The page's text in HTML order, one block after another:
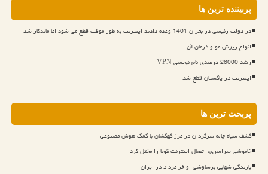
پربیننده ترین ها
در دولت رئیسی در بحران 1401 وعده دادند اینترنت به طور موقت قطع می شود اما ماندگار شد
انواع ریزش مو و درمان آن
رشد 26000 درصدی نام نویسی VPN
اینترنت در پاکستان قطع شد
پربحث ترین ها
کشف سیاه چاله سرگردان در مرز کهکشان با کمک هوش مصنوعی
خاموشی سراسری، اتصال اینترنت کوبا را مختل کرد
بارندگی شهابی برساوشی اواخر مرداد در ایران